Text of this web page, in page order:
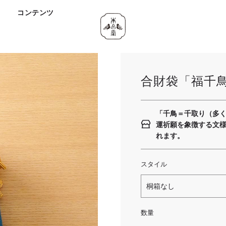
コンテンツ
合財袋「福千
「千鳥＝千取り（多
運祈願を象徴する文
れます。
スタイル
桐箱なし
数量